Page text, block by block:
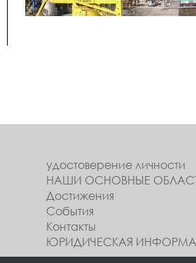
удостоверение личности
НАШИ ОСНОВНЫЕ
Достижения
События
Контакты
ЮРИДИЧЕСКАЯ